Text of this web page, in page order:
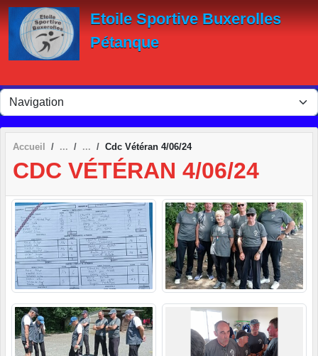
Etoile Sportive Buxerolles
Pétanque
Accueil Cdc Vétéran 4/06/24
CDC VÉTÉRAN 4/06/24
Panneau de gestion des cookies